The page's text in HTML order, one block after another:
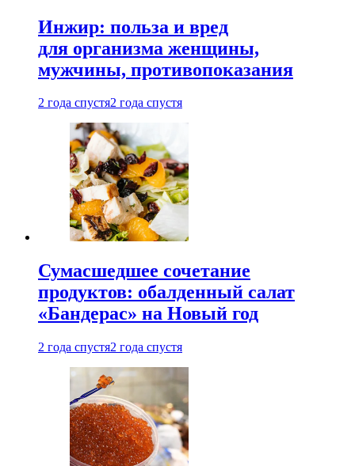
Инжир: польза и вред
для организма женщины,
мужчины, противопоказания
2 года спустя2 года спустя
Сумасшедшее сочетание
продуктов: обалденный салат
«Бандерас» на Новый год
2 года спустя2 года спустя